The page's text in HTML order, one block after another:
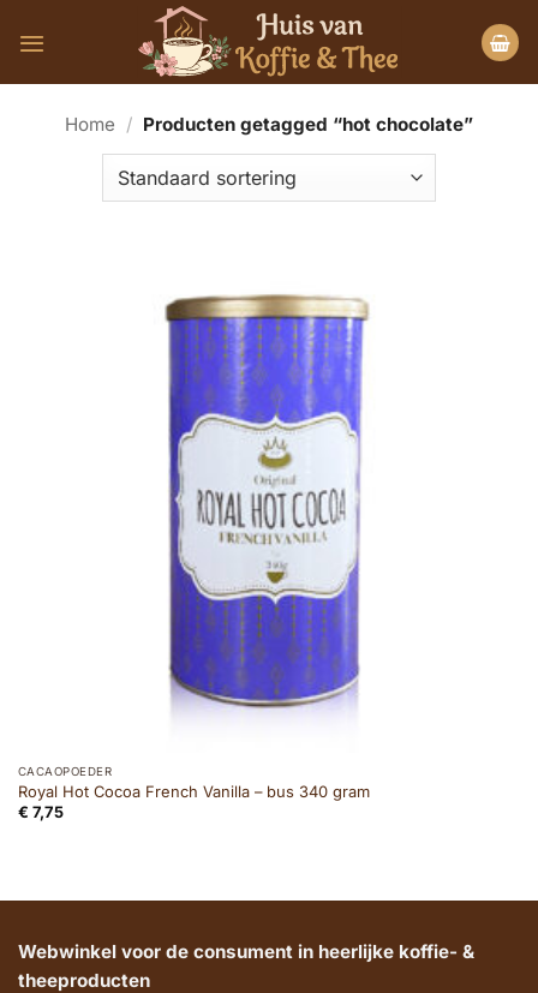
naar
Home / Producten getagged “hot chocolate”
CACAOPOEDER
Royal Hot Cocoa French Vanilla – bus 340 gram
€ 7,75
Webwinkel voor de consument in heerlijke koffie- &
theeproducten